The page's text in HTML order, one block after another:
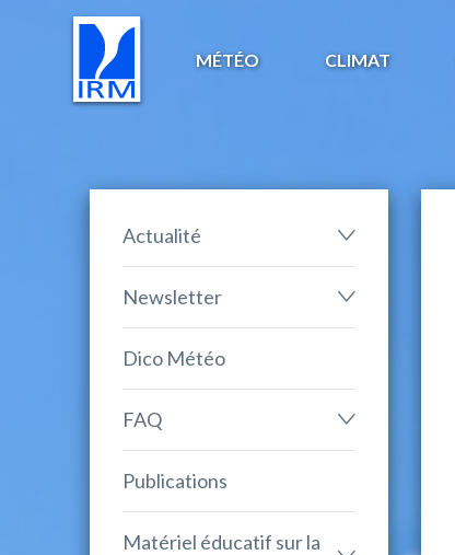
MÉTÉO CLIMAT
Actualité
Newsletter
Dico Météo
FAQ
Publications
Matériel éducatif sur la